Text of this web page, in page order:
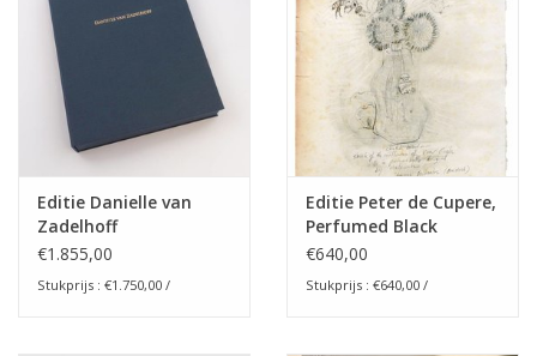
Editie Danielle van
Zadelhoff
€1.855,00
Stukprijs : €1.750,00 /
Editie Peter de Cupere,
Perfumed Black
Sunflowers, 30x40 cm
€640,00
Stukprijs : €640,00 /